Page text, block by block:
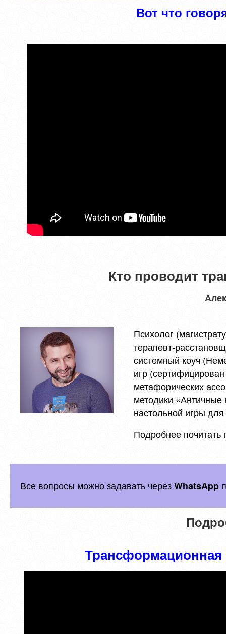
Вот что
Кто проводит
Психолог
терапевт-
системный коуч
игр
метафорических
методики
настольной игры
Подробнее
Все вопросы можно задавать черезWhatsApp
Трансформационная